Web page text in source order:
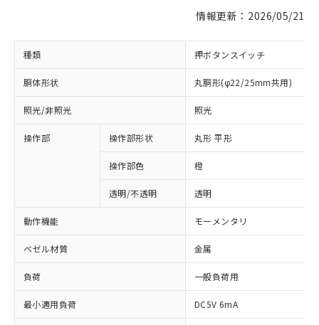
情報更新：2026/05/21
種類 押ボタンスイッチ
胴体形状 丸胴形(φ22/25mm共用)
照光/非照光 照光
操作部 操作部形状 丸形 平形
操作部色 橙
透明/不透明 透明
動作機能 モーメンタリ
ベゼル材質 金属
負荷 一般負荷用
最小適用負荷 DC5V 6mA